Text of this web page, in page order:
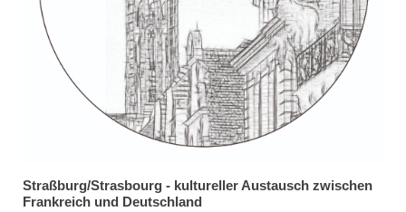
Straßburg/Strasbourg - kultureller Austausch zwischen
Frankreich und Deutschland